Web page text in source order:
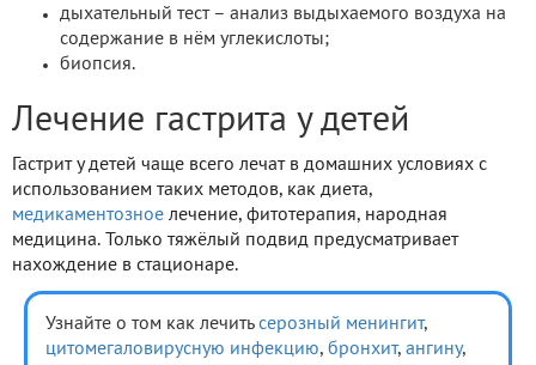
дыхательный тест – анализ выдыхаемого воздуха на
содержание в нём углекислоты;
биопсия.
Лечение гастрита у детей
Гастрит у детей чаще всего лечат в домашних условиях с
использованием таких методов, как диета,
медикаментозное лечение, фитотерапия, народная
медицина. Только тяжёлый подвид предусматривает
нахождение в стационаре.
Узнайте о том как лечить серозный менингит,
цитомегаловирусную инфекцию, бронхит, ангину,